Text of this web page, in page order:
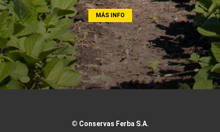
MÁS INFO
© Conservas Ferba S.A.